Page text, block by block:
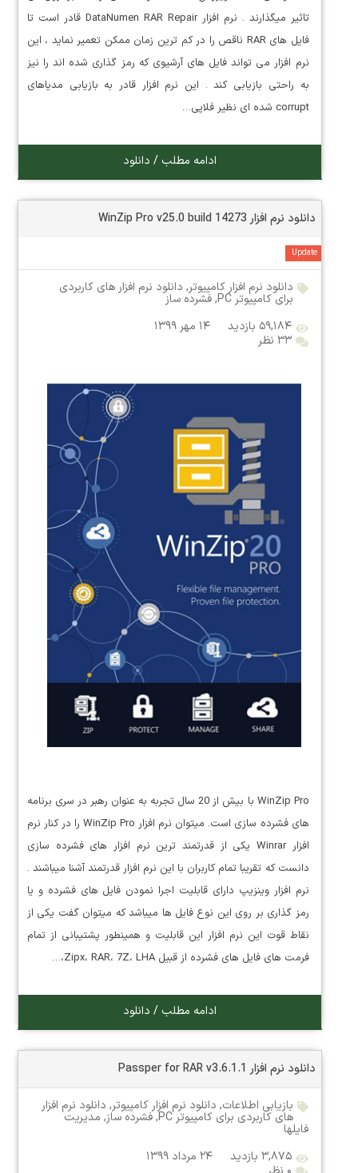
تاثیر میگذارند . نرم افزار DataNumen RAR Repair قادر است تا
فایل های RAR ناقص را در کم ترین زمان ممکن تعمیر نماید ، این
نرم افزار می تواند فایل های آرشیوی که رمز گذاری شده اند را نیز
به راحتی بازیابی کند . این نرم افزار قادر به بازیابی مدیاهای
corrupt شده ای نظیر فلاپی…
ادامه مطلب / دانلود
دانلود نرم افزار WinZip Pro v25.0 build 14273
Update
دانلود نرم افزار کامپیوتر, دانلود نرم افزار های کاربردی
برای کامپیوتر PC ,فشرده ساز
۵۹,۱۸۴ بازدید
۱۴ مهر ۱۳۹۹
۳۳ نظر
WinZip Pro با بیش از 20 سال تجربه به عنوان رهبر در سری برنامه
های فشرده سازی است. میتوان نرم افزار WinZip Pro را در کنار نرم
افزار Winrar یکی از قدرتمند ترین نرم افزار های فشرده سازی
دانست که تقریبا تمام کاربران با این نرم افزار قدرتمند آشنا میباشند .
نرم افزار وینزیپ دارای قابلیت اجرا نمودن فایل های فشرده و یا
رمز گذاری بر روی این نوع فایل ها میباشد که میتوان گفت یکی از
نقاط قوت این نرم افزار این قابلیت و همینطور پشتیبانی از تمام
فرمت های فایل های فشرده از قبیل Zipx، RAR، 7Z، LHA،…
ادامه مطلب / دانلود
دانلود نرم افزار Passper for RAR v3.6.1.1
بازیابی اطلاعات, دانلود نرم افزار کامپیوتر, دانلود نرم افزار
های کاربردی برای کامپیوتر PC ,فشرده ساز, مدیریت
فایلها
۳,۸۷۵ بازدید
۲۴ مرداد ۱۳۹۹